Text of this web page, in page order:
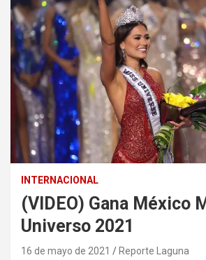
INTERNACIONAL
(VIDEO) Gana México
Universo 2021
16 de mayo de 2021 Reporte Laguna